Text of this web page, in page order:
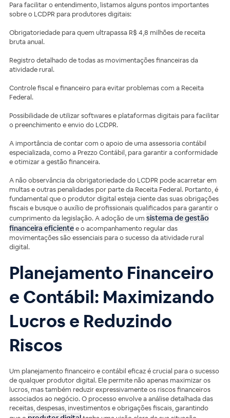
Para facilitar o entendimento, listamos alguns pontos importantes
sobre o LCDPR para produtores digitais:
Obrigatoriedade para quem ultrapassa R$ 4,8 milhões de receita
bruta anual.
Registro detalhado de todas as movimentações financeiras da
atividade rural.
Controle fiscal e financeiro para evitar problemas com a Receita
Federal.
Possibilidade de utilizar softwares e plataformas digitais para facilitar
o preenchimento e envio do LCDPR.
A importância de contar com o apoio de uma assessoria contábil
especializada, como a Prezzo Contábil, para garantir a conformidade
e otimizar a gestão financeira.
A não observância da obrigatoriedade do LCDPR pode acarretar em
multas e outras penalidades por parte da Receita Federal. Portanto, é
fundamental que o produtor digital esteja ciente das suas obrigações
fiscais e busque o auxílio de profissionais qualificados para garantir o
cumprimento da legislação. A adoção de um sistema de gestão
financeira eficientee o acompanhamento regular das
movimentações são essenciais para o sucesso da atividade rural
digital.
Planejamento Financeiro
e Contábil: Maximizando
Lucros e Reduzindo
Riscos
Um planejamento financeiro e contábil eficaz é crucial para o sucesso
de qualquer produtor digital. Ele permite não apenas maximizar os
lucros, mas também reduzir expressivamente os riscos financeiros
associados ao negócio. O processo envolve a análise detalhada das
receitas, despesas, investimentos e obrigações fiscais, garantindo